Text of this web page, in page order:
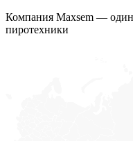
Компания Maxsem — один
пиротехники